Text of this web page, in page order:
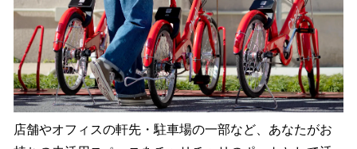
店舗やオフィスの軒先・駐車場の一部など、あなたがお